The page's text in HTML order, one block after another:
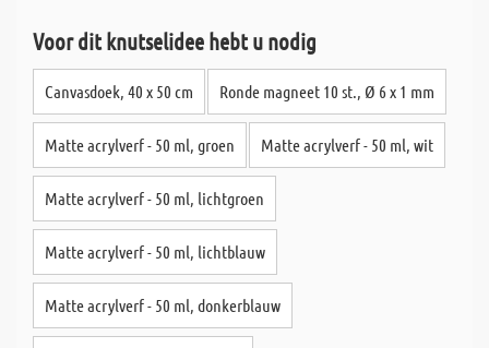
Voor dit knutselidee hebt u nodig
Canvasdoek, 40 x 50 cm Ronde magneet 10 st., Ø 6 x 1 mm
Matte acrylverf - 50 ml, groen Matte acrylverf - 50 ml, wit
Matte acrylverf - 50 ml, lichtgroen
Matte acrylverf - 50 ml, lichtblauw
Matte acrylverf - 50 ml, donkerblauw